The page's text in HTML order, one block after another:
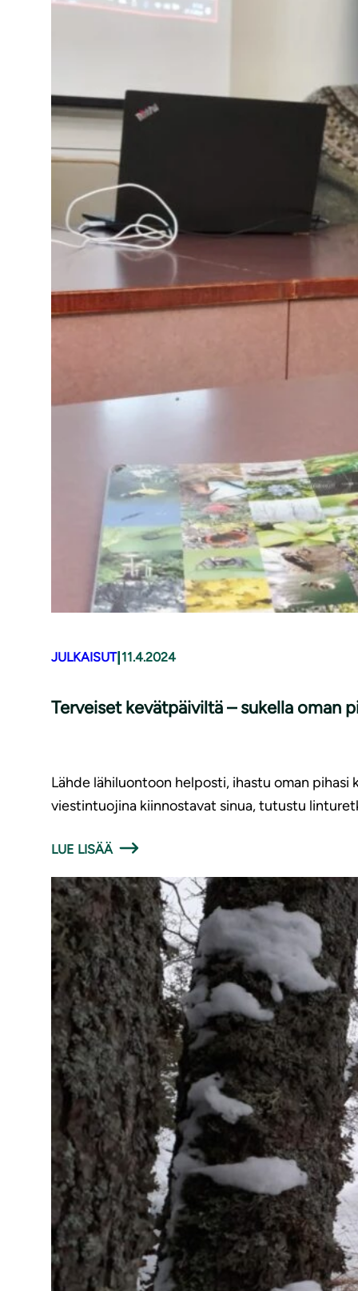
JULKAISUT|11.4.2024
Terveiset kevätpäiviltä – sukella oman
Lähde lähiluontoon helposti, ihastu oman
viestintuojina kiinnostavat sinua, tutustu
LUE LISÄÄ